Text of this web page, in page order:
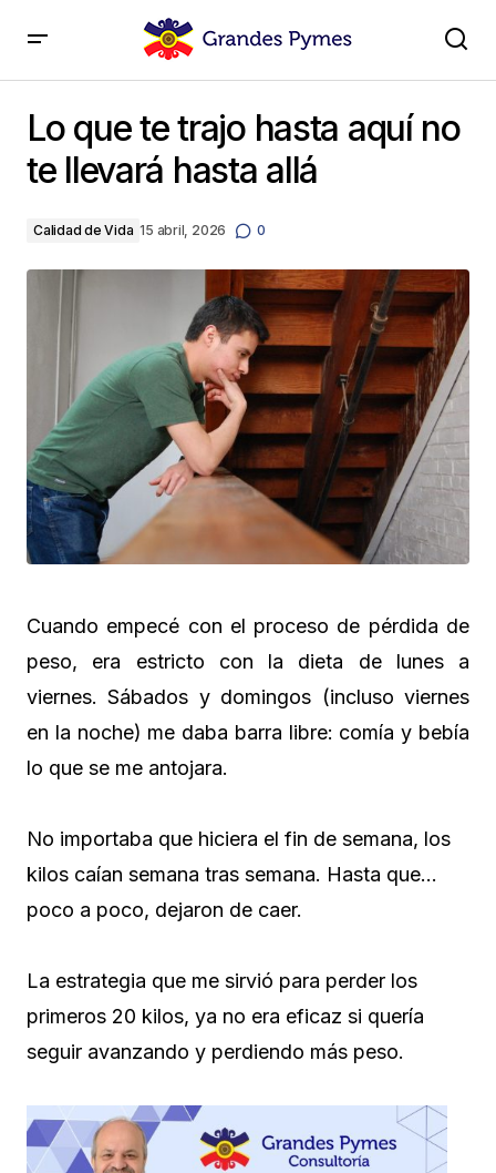
Lo que te trajo hasta aquí no
te llevará hasta allá
Calidad de Vida 15 abril, 2026 0
Cuando empecé con el proceso de pérdida de
peso, era estricto con la dieta de lunes a
viernes. Sábados y domingos (incluso viernes
en la noche) me daba barra libre: comía y bebía
lo que se me antojara.
No importaba que hiciera el fin de semana, los
kilos caían semana tras semana. Hasta que…
poco a poco, dejaron de caer.
La estrategia que me sirvió para perder los
primeros 20 kilos, ya no era eficaz si quería
seguir avanzando y perdiendo más peso.